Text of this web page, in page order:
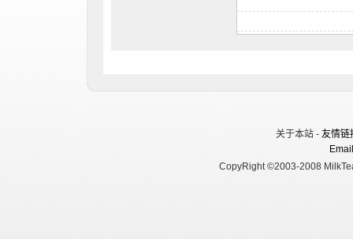
关于本站 - 友情链
CopyRight ©2003-2008